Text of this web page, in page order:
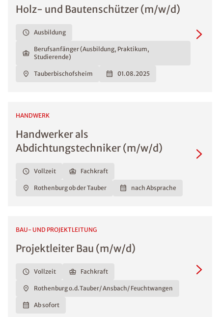
Holz- und Bautenschützer (m/w/d)
Ausbildung
Berufsanfänger (Ausbildung, Praktikum,
Studierende)
Tauberbischofsheim 01.08.2025
HANDWERK
Handwerker als
Abdichtungstechniker (m/w/d)
Vollzeit Fachkraft
Rothenburg ob der Tauber nach Absprache
BAU- UND PROJEKTLEITUNG
Projektleiter Bau (m/w/d)
Vollzeit Fachkraft
Rothenburg o.d.Tauber/ Ansbach/ Feuchtwangen
Ab sofort